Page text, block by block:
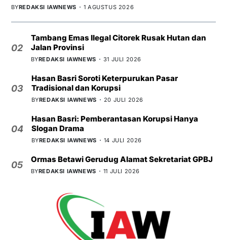
BYREDAKSI IAWNEWS 1 AGUSTUS 2026
02
Tambang Emas Ilegal Citorek Rusak Hutan dan
Jalan Provinsi
BYREDAKSI IAWNEWS 31 JULI 2026
03
Hasan Basri Soroti Keterpurukan Pasar
Tradisional dan Korupsi
BYREDAKSI IAWNEWS 20 JULI 2026
04
Hasan Basri: Pemberantasan Korupsi Hanya
Slogan Drama
BYREDAKSI IAWNEWS 14 JULI 2026
05
Ormas Betawi Gerudug Alamat Sekretariat GPBJ
BYREDAKSI IAWNEWS 11 JULI 2026